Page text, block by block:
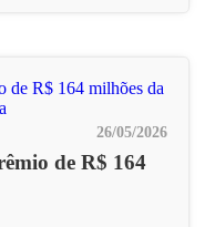
26/05/2026
de R$ 164